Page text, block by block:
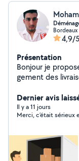
4,9/5
Présentation
Bonjour je propose mes Services Pour le Déména
gement des
Dernier avis
Il y a 11 jours
Merci, c’était